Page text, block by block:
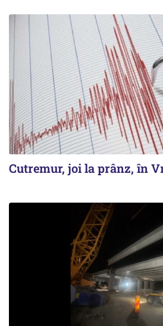
Cutremur, joi la prânz, în